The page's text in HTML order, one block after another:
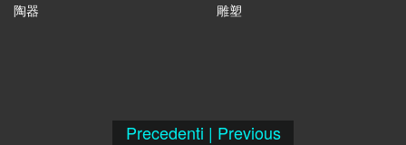
陶器 雕塑
Precedenti | Previous